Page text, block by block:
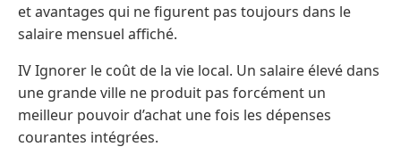
et avantages qui ne figurent pas toujours dans le
salaire mensuel affiché.
IV Ignorer le coût de la vie local. Un salaire élevé dans
une grande ville ne produit pas forcément un
meilleur pouvoir d’achat une fois les dépenses
courantes intégrées.